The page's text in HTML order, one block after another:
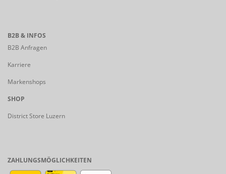
B2B & INFOS
B2B Anfragen
Karriere
Markenshops
SHOP
District Store Luzern
ZAHLUNGSMÖGLICHKEITEN